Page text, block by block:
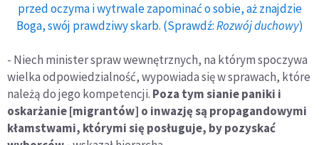
przed oczyma i wytrwale zapominać o sobie, aż znajdzie
Boga, swój prawdziwy skarb. (Sprawdź:Rozwój duchowy)
- Niech minister spraw wewnętrznych, na którym spoczywa
wielka odpowiedzialność, wypowiada się w sprawach, które
należą do jego kompetencji. Poza tym sianie paniki i
oskarżanie [migrantów] o inwazję są propagandowymi
kłamstwami, którymi się posługuje, by pozyskać